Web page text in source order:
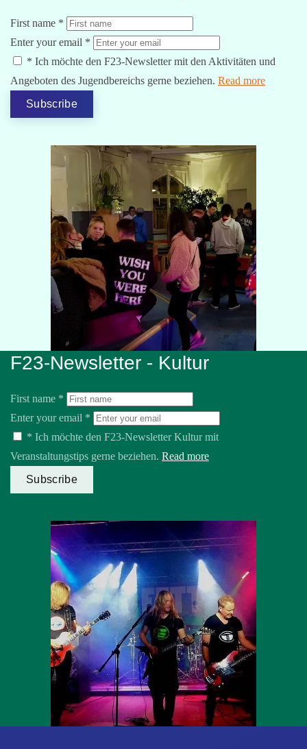
First name *
Enter your email *
* Ich möchte den F23-Newsletter mit den Aktivitäten und
Angeboten des Jugendbereichs gerne beziehen. Read more
Subscribe
F23-Newsletter - Kultur
First name *
Enter your email *
* Ich möchte den F23-Newsletter Kultur mit
Veranstaltungstips gerne beziehen. Read more
Subscribe